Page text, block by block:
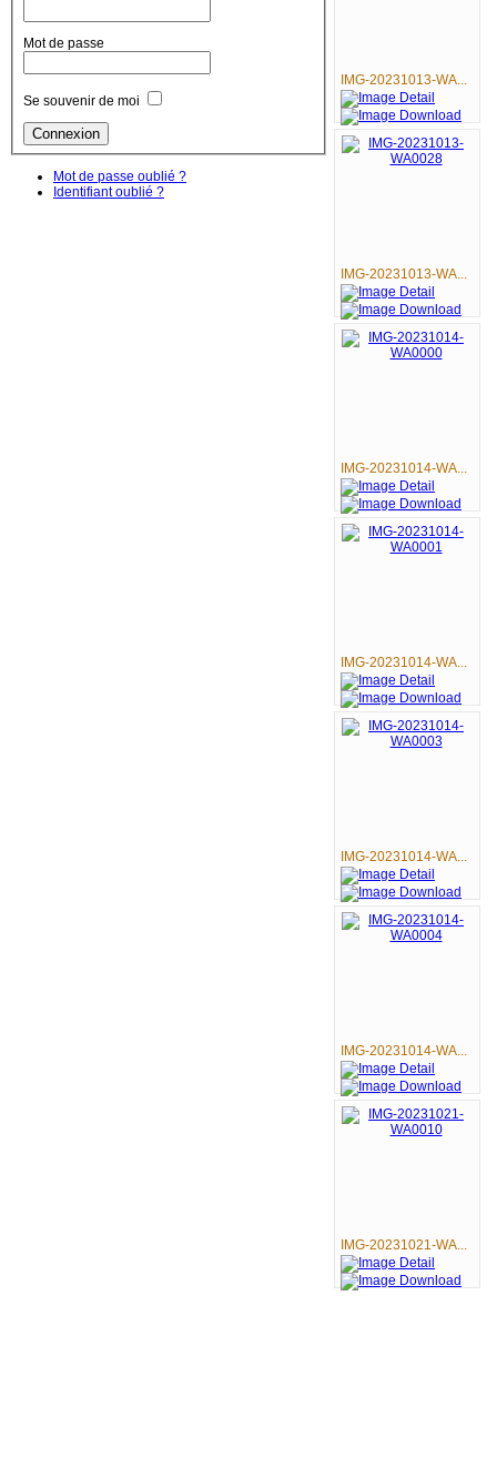
Mot de passe
Se souvenir de moi
Mot de passe oublié ?
Identifiant oublié ?
IMG-20231013-WA...
IMG-20231013-WA...
IMG-20231014-WA...
IMG-20231014-WA...
IMG-20231014-WA...
IMG-20231014-WA...
IMG-20231021-WA...